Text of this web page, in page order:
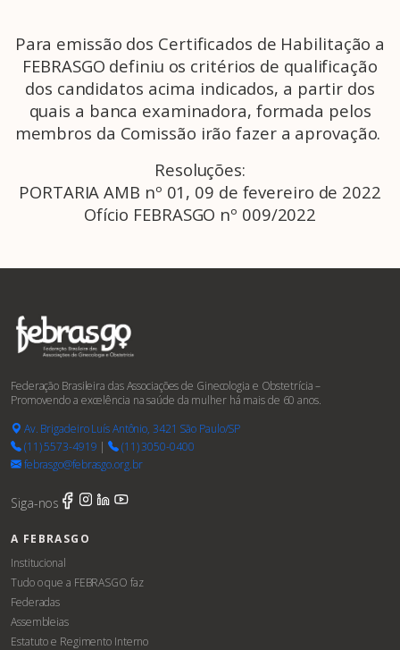
Para emissão dos Certificados de Habilitação a
FEBRASGO definiu os critérios de qualificação
dos candidatos acima indicados, a partir dos
quais a banca examinadora, formada pelos
membros da Comissão irão fazer a aprovação.
Resoluções:
PORTARIA AMB nº 01, 09 de fevereiro de 2022
Ofício FEBRASGO nº 009/2022
Federação Brasileira das Associações de Ginecologia e Obstetrícia –
Promovendo a excelência na saúde da mulher há mais de 60 anos.
Av. Brigadeiro Luís Antônio, 3421 São Paulo/SP
(11) 5573-4919 |
(11) 3050-0400
febrasgo@febrasgo.org.br
Siga-nos
A FEBRASGO
Institucional
Tudo o que a FEBRASGO faz
Federadas
Assembleias
Estatuto e Regimento Interno